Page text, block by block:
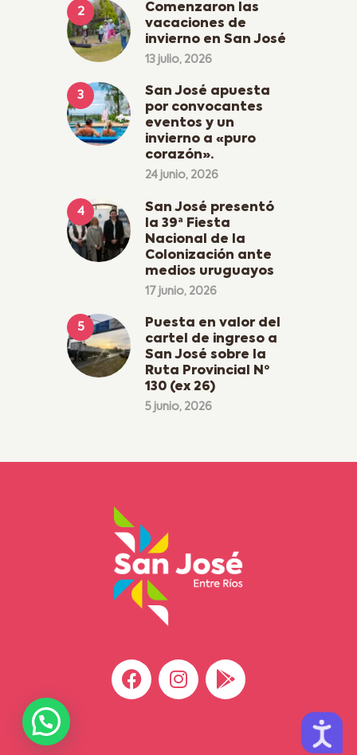
Comenzaron las
vacaciones de
invierno en San José
13 julio, 2026
San José apuesta
por convocantes
eventos y un
invierno a «puro
corazón».
24 junio, 2026
San José presentó
la 39ª Fiesta
Nacional de la
Colonización ante
medios uruguayos
17 junio, 2026
Puesta en valor del
cartel de ingreso a
San José sobre la
Ruta Provincial Nº
130 (ex 26)
5 junio, 2026